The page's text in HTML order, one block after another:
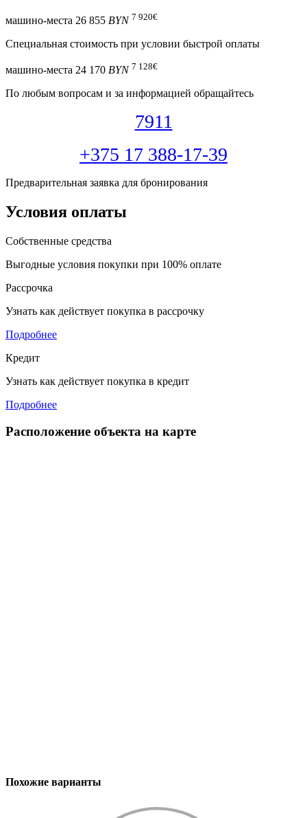
машино-места 26 855 BYN 7 920€
Специальная cтоимость при условии быстрой оплаты
машино-места 24 170 BYN 7 128€
По любым вопросам и за информацией обращайтесь
7911
+375 17 388-17-39
Предварительная заявка для бронирования
Условия оплаты
Собственные средства
Выгодные условия покупки при 100% оплате
Рассрочка
Узнать как действует покупка в рассрочку
Подробнее
Кредит
Узнать как действует покупка в кредит
Подробнее
Расположение объекта на карте
Похожие варианты